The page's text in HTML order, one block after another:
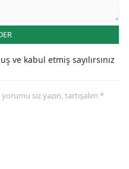
ve kabul etmiş sayılırsınız
siz yazın, tartışalım *